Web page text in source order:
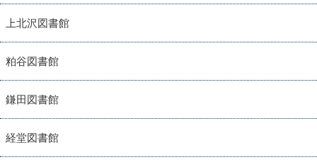
上北沢図書館
粕谷図書館
鎌田図書館
経堂図書館